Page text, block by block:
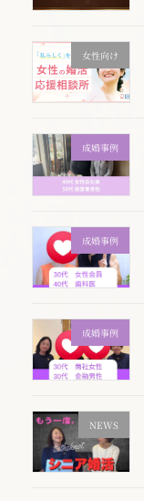
女性向け
成婚事例
成婚事例
成婚事例
NEWS